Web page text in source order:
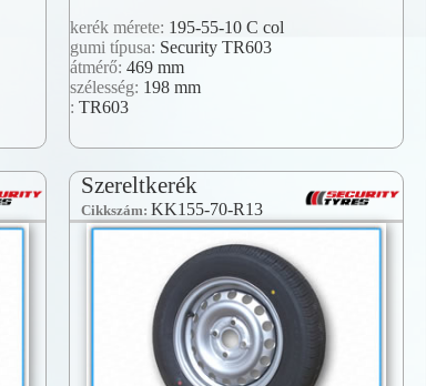
kerék mérete: 195-55-10 C col
gumi típusa: Security TR603
átmérő: 469 mm
szélesség: 198 mm
: TR603
Szereltkerék
Cikkszám: KK155-70-R13